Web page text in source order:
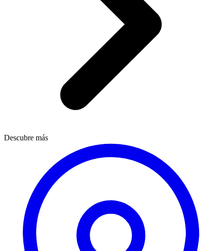
Descubre más